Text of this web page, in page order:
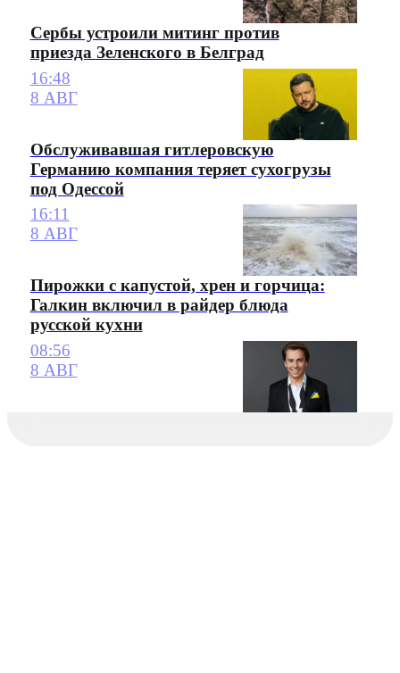
Сербы устроили митинг против
приезда Зеленского в Белград
16:48
8 АВГ
Обслуживавшая гитлеровскую
Германию компания теряет сухогрузы
под Одессой
16:11
8 АВГ
Пирожки с капустой, хрен и горчица:
Галкин включил в райдер блюда
русской кухни
08:56
8 АВГ